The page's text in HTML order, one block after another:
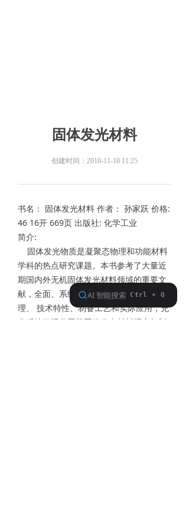
固体发光材料
创建时间： 2010-11-10 11:25
书名： 固体发光材料 作者： 孙家跃 价格:
46 16开 669页 出版社: 化学工业
简介:
固体发光物质是凝聚态物理和功能材料
学科的热点研究课题。本书参考了大量近
期国内外无机固体发光材料领域的重要文
献，全面、系统地介绍了它们的基本原
理、 技术特性、制备工艺和实际应用，充
分反映了现代无机固体发光材料研究与制